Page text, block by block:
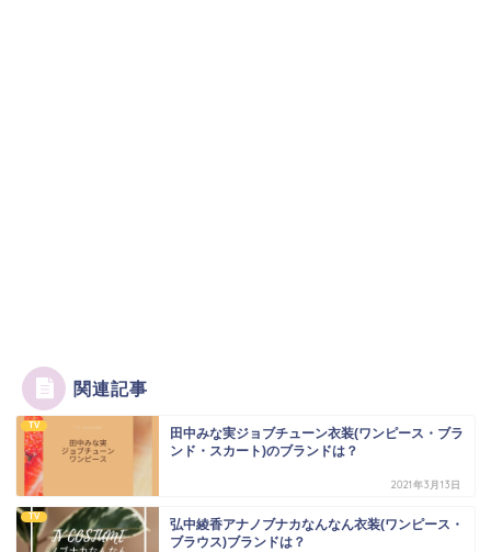
関連記事
TV
田中みな実ジョブチューン衣装(ワンピース・ブラ
ンド・スカート)のブランドは？
2021年3月13日
TV
弘中綾香アナノブナカなんなん衣装(ワンピース・
ブラウス)ブランドは？